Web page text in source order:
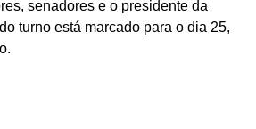
senadores e o presidente da
turno está marcado para o dia 25,